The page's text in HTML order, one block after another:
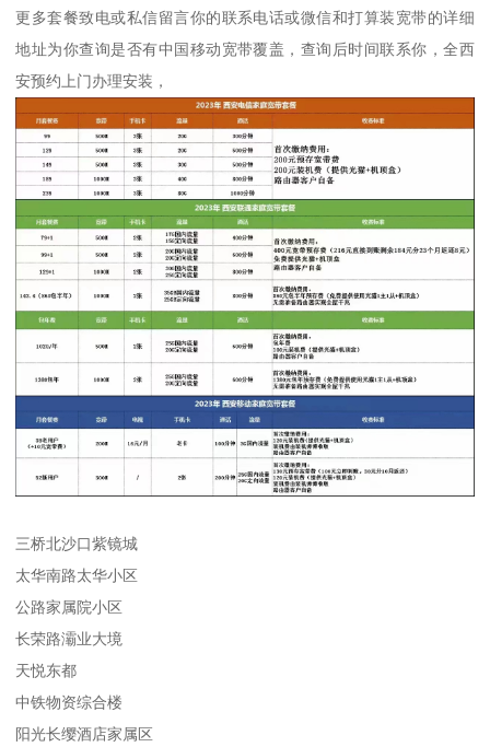
更多套餐致电或私信留言你的联系电话或微信和打算装宽带的详细
地址为你查询是否有中国移动宽带覆盖，查询后时间联系你，全西
安预约上门办理安装，
三桥北沙口紫镜城
太华南路太华小区
公路家属院小区
长荣路灞业大境
天悦东都
中铁物资综合楼
阳光长缨酒店家属区